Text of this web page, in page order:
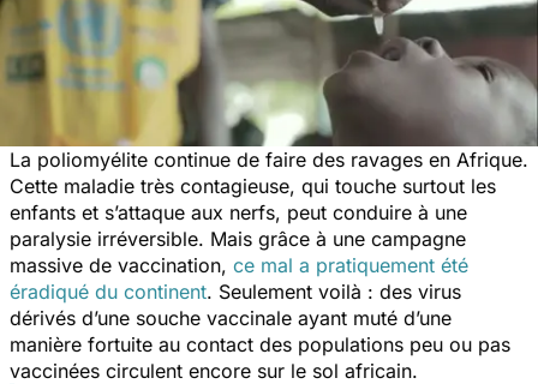
La poliomyélite continue de faire des ravages en Afrique.
Cette maladie très contagieuse, qui touche surtout les
enfants et s’attaque aux nerfs, peut conduire à une
paralysie irréversible. Mais grâce à une campagne
massive de vaccination, ce mal a pratiquement été
éradiqué du continent. Seulement voilà : des virus
dérivés d’une souche vaccinale ayant muté d’une
manière fortuite au contact des populations peu ou pas
vaccinées circulent encore sur le sol africain.